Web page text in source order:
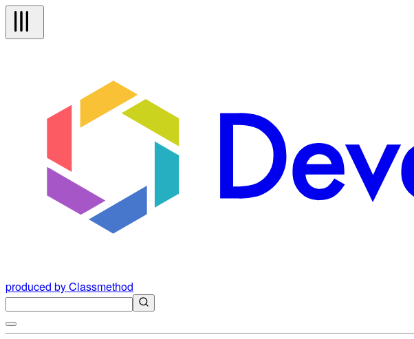
produced by Classmethod